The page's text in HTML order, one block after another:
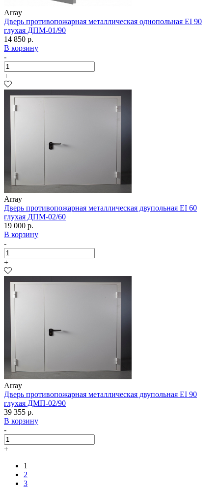
Array
Дверь противопожарная металлическая однопольная EI 90
глухая ДПМ-01/90
14 850 р.
В корзину
-
+
Array
Дверь противопожарная металлическая двупольная EI 60
глухая ДПМ-02/60
19 000 р.
В корзину
-
+
Array
Дверь противопожарная металлическая двупольная EI 90
глухая ДМП-02/90
39 355 р.
В корзину
-
+
1
2
3